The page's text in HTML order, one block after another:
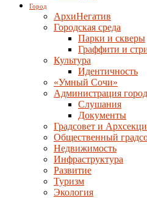
Город
АрхиНегатив
Городская среда
Парки и скверы
Граффити и
Культура
Идентичность
«Умный Сочи»
Администрация
Слушания
Документы
Градсовет и
Общественный
Недвижимость
Инфраструктура
Развитие
Туризм
Экология